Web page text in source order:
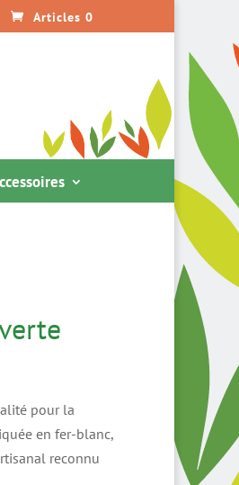
Articles 0
pour la
en fer-blanc,
reconnu